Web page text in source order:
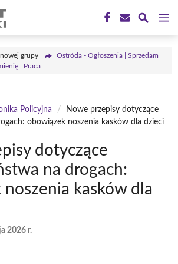
grupy
Ostróda - Ogłoszenia | Sprzedam |
| Praca
Policyjna /
Nowe przepisy dotyczące
obowiązek noszenia kasków dla dzieci
dotyczące
na drogach:
kasków dla
2026 r.